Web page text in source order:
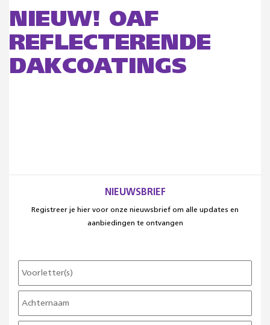
NIEUW! OAF
REFLECTERENDE
DAKCOATINGS
NIEUWSBRIEF
Registreer je hier voor onze nieuwsbrief om alle updates en
aanbiedingen te ontvangen